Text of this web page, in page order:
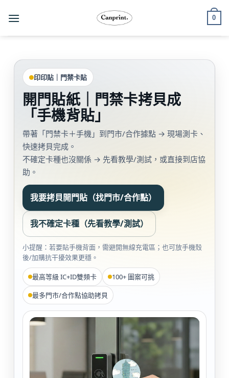
0
印印貼｜門禁卡貼
開門貼紙｜門禁卡拷貝成
「手機背貼」
帶著「門禁卡＋手機」到門市/合作據點 → 現場測卡、
快速拷貝完成。
不確定卡種也沒關係 → 先看教學/測試，或直接到店協
助。
我要拷貝開門貼（找門市/合作點）
我不確定卡種（先看教學/測試）
小提醒：若要貼手機背面，需避開無線充電區；也可放手機殼
後/加購抗干擾效果更穩。
最高等級 IC+ID雙頻卡
100+ 圖案可挑
最多門市/合作點協助拷貝